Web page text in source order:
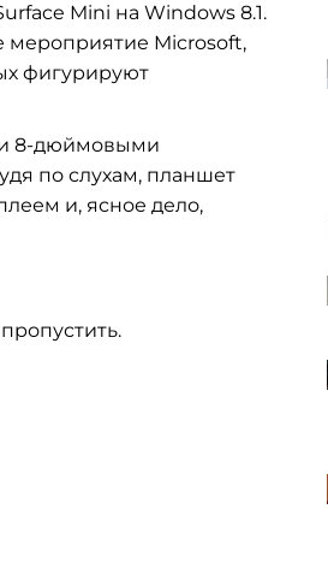
Mini на Windows 8.1.
мероприятие Microsoft,
фигурируют
8-дюймовыми
по слухам, планшет
и, ясное дело,